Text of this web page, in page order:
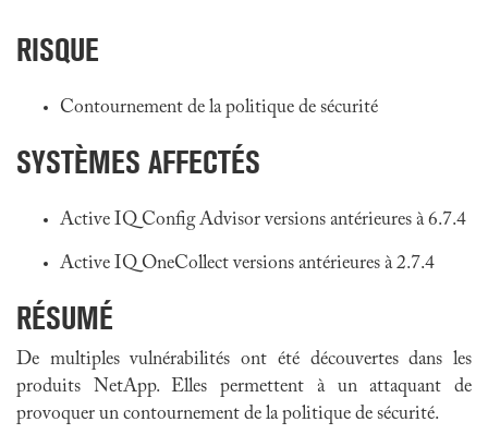
RISQUE
Contournement de la politique de sécurité
SYSTÈMES AFFECTÉS
Active IQ Config Advisor versions antérieures à 6.7.4
Active IQ OneCollect versions antérieures à 2.7.4
RÉSUMÉ
De multiples vulnérabilités ont été découvertes dans les
produits NetApp. Elles permettent à un attaquant de
provoquer un contournement de la politique de sécurité.